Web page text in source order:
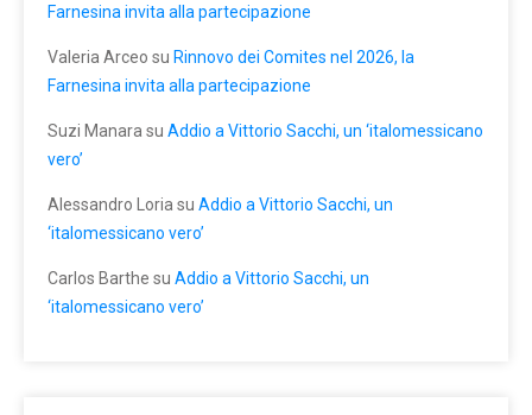
Farnesina invita alla partecipazione
Valeria Arceo su Rinnovo dei Comites nel 2026, la
Farnesina invita alla partecipazione
Suzi Manara su Addio a Vittorio Sacchi, un ‘italomessicano
vero’
Alessandro Loria su Addio a Vittorio Sacchi, un
‘italomessicano vero’
Carlos Barthe su Addio a Vittorio Sacchi, un
‘italomessicano vero’